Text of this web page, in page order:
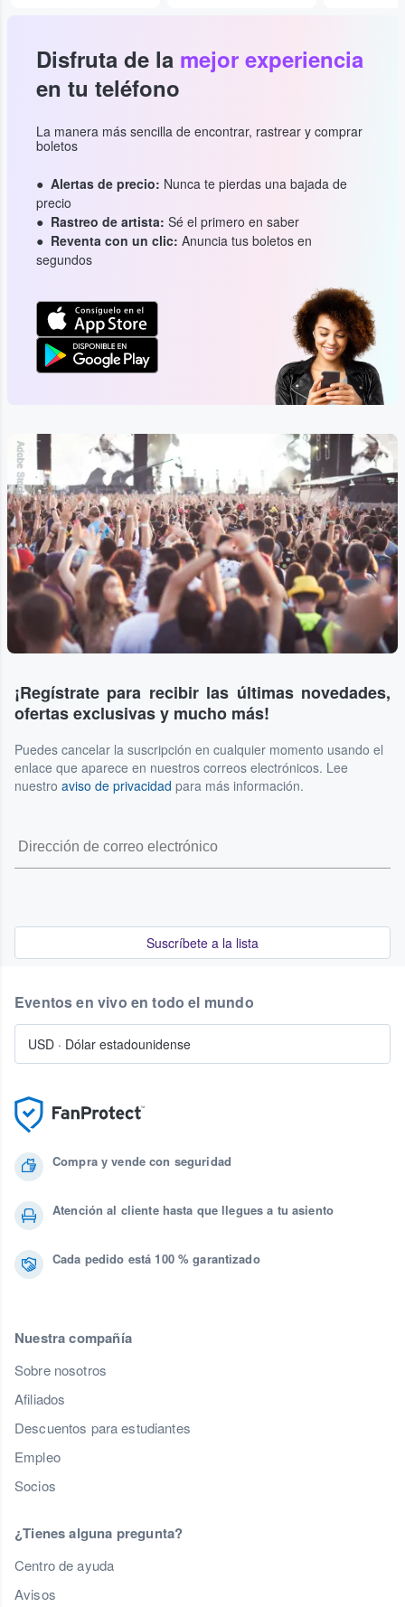
Disfruta de la mejor experiencia
en tu teléfono
La manera más sencilla de encontrar, rastrear y comprar
boletos
Alertas de precio: Nunca te pierdas una bajada de
precio
Rastreo de artista: Sé el primero en saber
Reventa con un clic: Anuncia tus boletos en
segundos
Adobe Stock
¡Regístrate para recibir las últimas novedades,
ofertas exclusivas y mucho más!
Puedes cancelar la suscripción en cualquier momento usando el
enlace que aparece en nuestros correos electrónicos. Lee
nuestro aviso de privacidad para más información.
Suscríbete a la lista
Compra y vende con seguridad
Atención al cliente hasta que llegues a tu asiento
Cada pedido está 100 % garantizado
Nuestra compañía
Sobre nosotros
Afiliados
Descuentos para estudiantes
Empleo
Socios
¿Tienes alguna pregunta?
Centro de ayuda
Avisos
Eventos en vivo en todo el mundo
USD · Dólar estadounidense